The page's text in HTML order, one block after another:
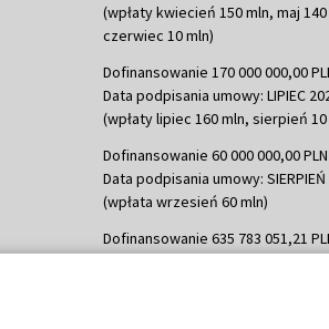
(wpłaty kwiecień 150 mln, maj
czerwiec 10 mln)
Dofinansowanie 170 000 000,00
Data podpisania umowy: LIPIEC
(wpłaty lipiec 160 mln, sierpień 10
Dofinansowanie 60 000 000,00 PLN
Data podpisania umowy: SIERPIEŃ
(wpłata wrzesień 60 mln)
Dofinansowanie 635 783 051,21